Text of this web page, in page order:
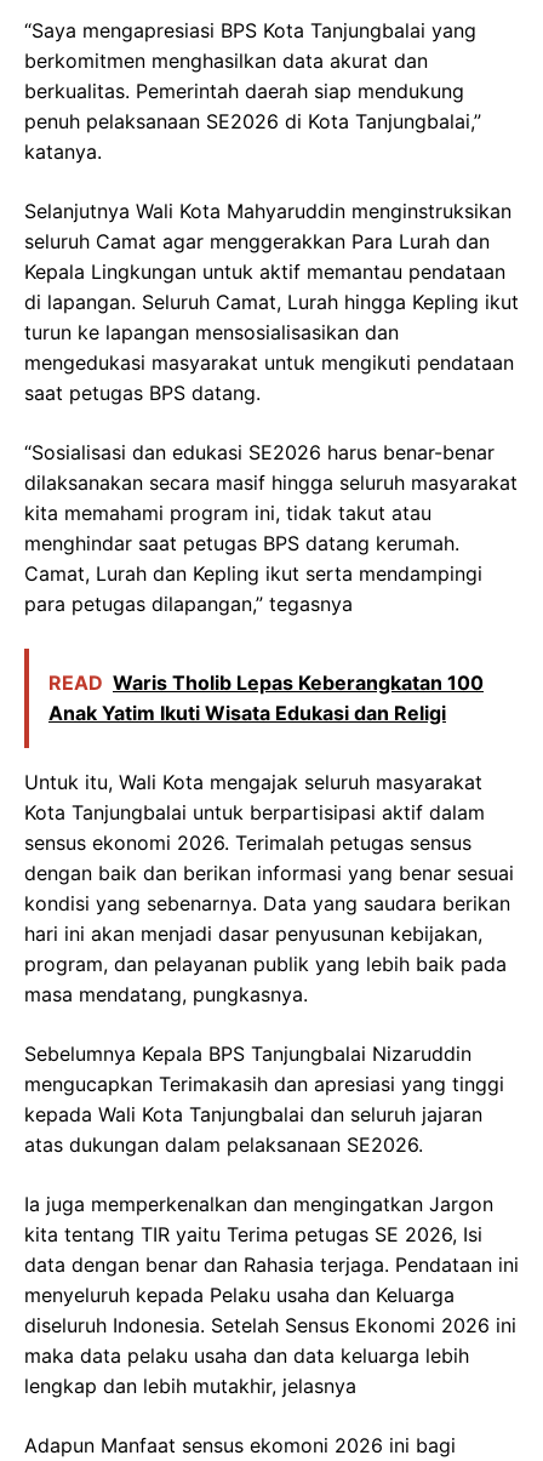
“Saya mengapresiasi BPS Kota Tanjungbalai yang
berkomitmen menghasilkan data akurat dan
berkualitas. Pemerintah daerah siap mendukung
penuh pelaksanaan SE2026 di Kota Tanjungbalai,”
katanya.
Selanjutnya Wali Kota Mahyaruddin menginstruksikan
seluruh Camat agar menggerakkan Para Lurah dan
Kepala Lingkungan untuk aktif memantau pendataan
di lapangan. Seluruh Camat, Lurah hingga Kepling ikut
turun ke lapangan mensosialisasikan dan
mengedukasi masyarakat untuk mengikuti pendataan
saat petugas BPS datang.
“Sosialisasi dan edukasi SE2026 harus benar-benar
dilaksanakan secara masif hingga seluruh masyarakat
kita memahami program ini, tidak takut atau
menghindar saat petugas BPS datang kerumah.
Camat, Lurah dan Kepling ikut serta mendampingi
para petugas dilapangan,” tegasnya
READ Waris Tholib Lepas Keberangkatan 100
Anak Yatim Ikuti Wisata Edukasi dan Religi
Untuk itu, Wali Kota mengajak seluruh masyarakat
Kota Tanjungbalai untuk berpartisipasi aktif dalam
sensus ekonomi 2026. Terimalah petugas sensus
dengan baik dan berikan informasi yang benar sesuai
kondisi yang sebenarnya. Data yang saudara berikan
hari ini akan menjadi dasar penyusunan kebijakan,
program, dan pelayanan publik yang lebih baik pada
masa mendatang, pungkasnya.
Sebelumnya Kepala BPS Tanjungbalai Nizaruddin
mengucapkan Terimakasih dan apresiasi yang tinggi
kepada Wali Kota Tanjungbalai dan seluruh jajaran
atas dukungan dalam pelaksanaan SE2026.
Ia juga memperkenalkan dan mengingatkan Jargon
kita tentang TIR yaitu Terima petugas SE 2026, Isi
data dengan benar dan Rahasia terjaga. Pendataan ini
menyeluruh kepada Pelaku usaha dan Keluarga
diseluruh Indonesia. Setelah Sensus Ekonomi 2026 ini
maka data pelaku usaha dan data keluarga lebih
lengkap dan lebih mutakhir, jelasnya
Adapun Manfaat sensus ekomoni 2026 ini bagi